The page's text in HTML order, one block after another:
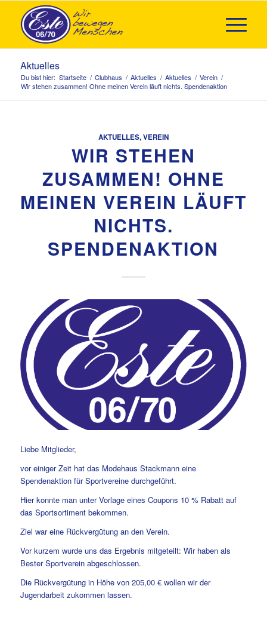
Aktuelles
Du bist hier: Startseite / Clubhaus / Aktuelles / Aktuelles / Verein /
Wir stehen zusammen! Ohne meinen Verein läuft nichts. Spendenaktion
AKTUELLES,VEREIN
WIR STEHEN
ZUSAMMEN! OHNE
MEINEN VEREIN LÄUFT
NICHTS.
SPENDENAKTION
Liebe Mitglieder,
vor einiger Zeit hat das Modehaus Stackmann eine
Spendenaktion für Sportvereine durchgeführt.
Hier konnte man unter Vorlage eines Coupons 10 % Rabatt auf
das Sportsortiment bekommen.
Ziel war eine Rückvergütung an den Verein.
Vor kurzem wurde uns das Ergebnis mitgeteilt: Wir haben als
Bester Sportverein abgeschlossen.
Die Rückvergütung in Höhe von 205,00 € wollen wir der
Jugendarbeit zukommen lassen.